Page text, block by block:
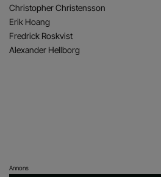
Christopher Christensson
Erik Hoang
Fredrick Roskvist
Alexander Hellborg
Annons